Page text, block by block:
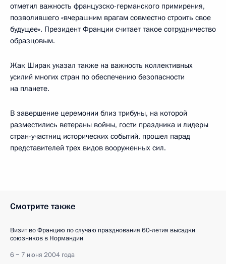
отметил важность французско-германского примирения,
позволившего «вчерашним врагам совместно строить свое
будущее». Президент Франции считает такое сотрудничество
образцовым.
Жак Ширак указал также на важность коллективных
усилий многих стран по обеспечению безопасности
на планете.
В завершение церемонии близ трибуны, на которой
разместились ветераны войны, гости праздника и лидеры
стран-участниц исторических событий, прошел парад
представителей трех видов вооруженных сил.
Смотрите также
Визит во Францию по случаю празднования 60-летия высадки
союзников в Нормандии
6 − 7 июня 2004 года